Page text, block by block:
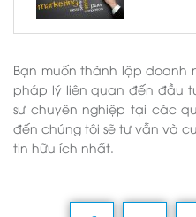
Bạn muốn thành lập doanh
pháp lý liên quan đến đầu
sư chuyên nghiệp tại các
đến chúng tôi sẽ tư vẫn và
tin hữu ích nhất.